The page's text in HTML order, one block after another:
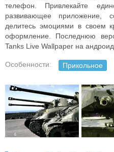
телефон. Привлекайте
развивающее приложение,
делитесь эмоциями в своем
оформление. Последнюю
Tanks Live Wallpaper на андроид
Особенности: Прикольное